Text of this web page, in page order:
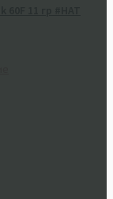
11 гр #HAT